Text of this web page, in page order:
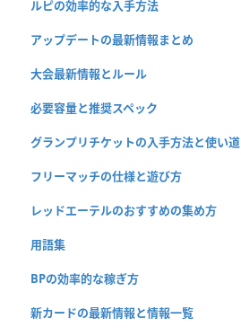
ルピの効率的な入手方法
アップデートの最新情報まとめ
大会最新情報とルール
必要容量と推奨スペック
グランプリチケットの入手方法と使い道
フリーマッチの仕様と遊び方
レッドエーテルのおすすめの集め方
用語集
BPの効率的な稼ぎ方
新カードの最新情報と情報一覧